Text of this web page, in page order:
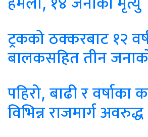
ट्रकको ठक्करबाट १२
बालकसहित तीन
पहिरो, बाढी र
विभिन्न राजमार्ग अवरुद्ध